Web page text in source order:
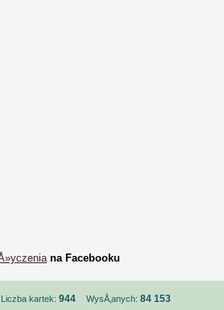
na Facebooku
Liczba kartek: 944 WysÅ‚anych: 84 153